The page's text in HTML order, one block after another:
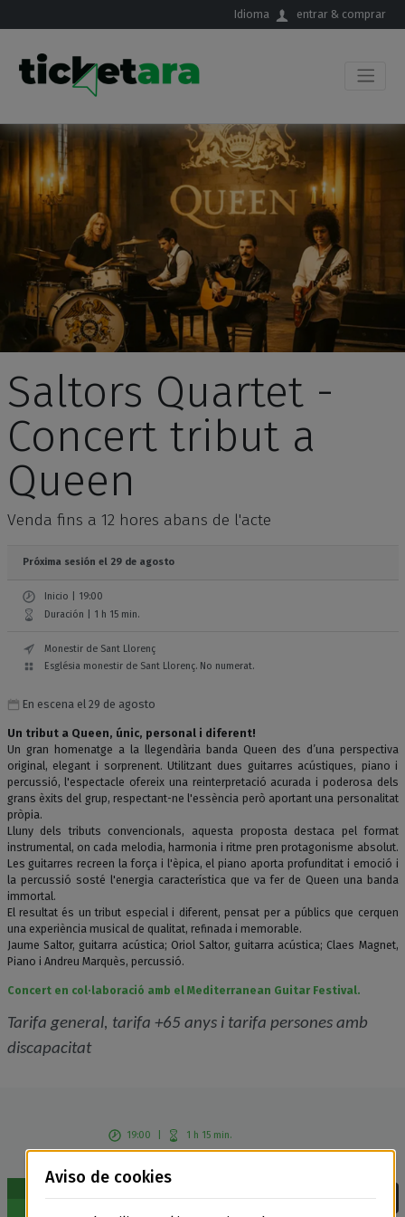
Idioma entrar & comprar
Saltors Quartet -
Concert tribut a
Queen
Venda fins a 12 hores abans de l'acte
Próxima sesión el 29 de agosto
Inicio | 19:00
Duración | 1 h 15 min.
Monestir de Sant Llorenç
Església monestir de Sant Llorenç. No numerat.
En escena el 29 de agosto
Un tribut a Queen, únic, personal i diferent!
Un gran homenatge a la llegendària banda Queen des d’una perspectiva
original, elegant i sorprenent. Utilitzant dues guitarres acústiques, piano i
percussió, l'espectacle ofereix una reinterpretació acurada i poderosa dels
grans èxits del grup, respectant-ne l'essència però aportant una personalitat
pròpia.
Lluny dels tributs convencionals, aquesta proposta destaca pel format
instrumental, on cada melodia, harmonia i ritme pren protagonisme absolut.
Les guitarres recreen la força i l'èpica, el piano aporta profunditat i emoció i
la percussió sosté l'energia característica que va fer de Queen una banda
immortal.
El resultat és un tribut especial i diferent, pensat per a públics que cerquen
una experiència musical de qualitat, refinada i memorable.
Jaume Saltor, guitarra acústica; Oriol Saltor, guitarra acústica; Claes Magnet,
Piano i Andreu Marquès, percussió.
Concert en col·laboració amb el Mediterranean Guitar Festival.
Tarifa general, tarifa +65 anys i tarifa persones amb
discapacitat
19:00 1 h 15 min.
Concert tribut a
Queen |Sessió
Entradas
Aviso de cookies